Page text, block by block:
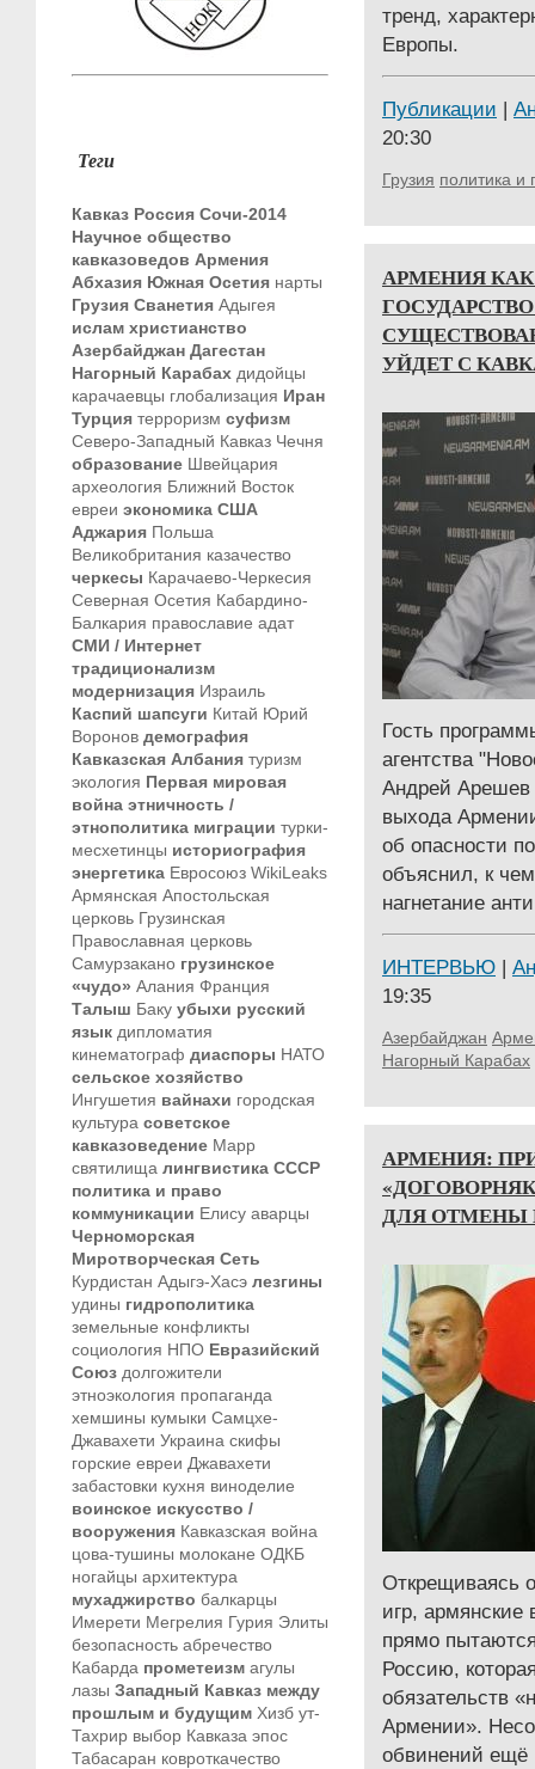
Теги
Кавказ Россия Сочи-2014
Научное общество
кавказоведов Армения
Абхазия Южная Осетия нарты
Грузия Сванетия Адыгея
ислам христианство
Азербайджан Дагестан
Нагорный Карабах дидойцы
карачаевцы глобализация Иран
Турция терроризм суфизм
Северо-Западный Кавказ Чечня
образование Швейцария
археология Ближний Восток
евреи экономика США
Аджария Польша
Великобритания казачество
черкесы Карачаево-Черкесия
Северная Осетия Кабардино-
Балкария православие адат
СМИ / Интернет
традиционализм
модернизация Израиль
Каспий шапсуги Китай Юрий
Воронов демография
Кавказская Албания туризм
экология Первая мировая
война этничность /
этнополитика миграции турки-
месхетинцы историография
энергетика Евросоюз WikiLeaks
Армянская Апостольская
церковь Грузинская
Православная церковь
Самурзакано грузинское
«чудо» Алания Франция
Талыш Баку убыхи русский
язык дипломатия
кинематограф диаспоры НАТО
сельское хозяйство
Ингушетия вайнахи городская
культура советское
кавказоведение Марр
святилища лингвистика СССР
политика и право
коммуникации Елису аварцы
Черноморская
Миротворческая Сеть
Курдистан Адыгэ-Хасэ лезгины
удины гидрополитика
земельные конфликты
социология НПО Евразийский
Союз долгожители
этноэкология пропаганда
хемшины кумыки Самцхе-
Джавахети Украина скифы
горские евреи Джавахети
забастовки кухня виноделие
воинское искусство /
вооружения Кавказская война
цова-тушины молокане ОДКБ
ногайцы архитектура
мухаджирство балкарцы
Имерети Мегрелия Гурия Элиты
безопасность абречество
Кабарда прометеизм агулы
лазы Западный Кавказ между
прошлым и будущим Хизб ут-
Тахрир выбор Кавказа эпос
Табасаран ковроткачество
тренд,
Европы.
Публикации |
20:30
Грузия политика и
АРМЕНИЯ
УЙДЕТ С
Гость
агентства
Андрей Арешев
выхода
об опасности
объяснил, к
нагнетание
ИНТЕРВЬЮ |
19:35
Азербайджан
Нагорный Карабах
АРМЕНИЯ:
ДЛЯ ОТМЕНЫ
Открещиваясь
игр, армянские
прямо
Россию,
обязательств
Армении».
обвинений ещё